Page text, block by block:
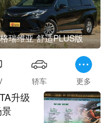
格瑞维亚 舒适PLUS版
轿车 更多
升级